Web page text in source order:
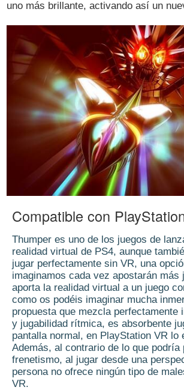
uno más brillante, activando así un
Compatible con
Thumper es uno de los juegos de
realidad virtual de PS4, aunque
jugar perfectamente sin VR, una
imaginamos cada vez apostarán más
aporta la realidad virtual a un juego
como os podéis imaginar mucha
propuesta que mezcla perfectamente
y jugabilidad rítmica, es absorbente
pantalla normal, en PlayStation VR lo
Además, al contrario de lo que podría
frenetismo, al jugar desde una
persona no ofrece ningún tipo de
VR.